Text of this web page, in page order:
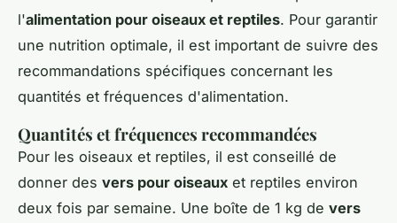
l'alimentation pour oiseaux et reptiles. Pour garantir
une nutrition optimale, il est important de suivre des
recommandations spécifiques concernant les
quantités et fréquences d'alimentation.
Quantités et fréquences recommandées
Pour les oiseaux et reptiles, il est conseillé de
donner des vers pour oiseaux et reptiles environ
deux fois par semaine. Une boîte de 1 kg de vers